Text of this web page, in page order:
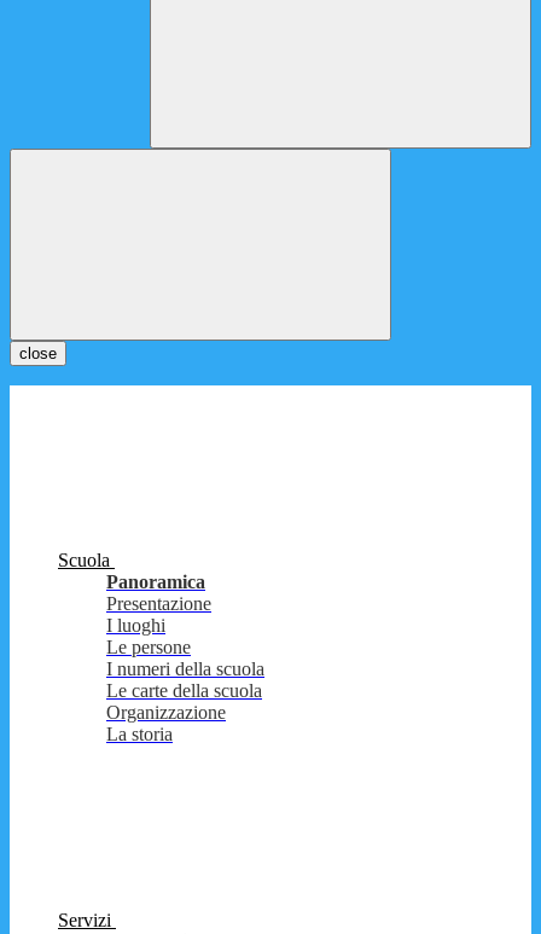
close
Scuola
Panoramica
Presentazione
I luoghi
Le persone
I numeri della scuola
Le carte della scuola
Organizzazione
La storia
Servizi